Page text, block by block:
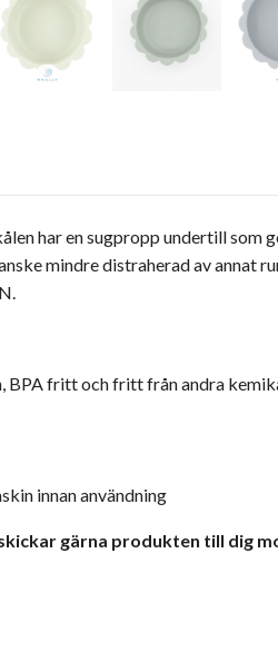
har en sugpropp undertill
mindre distraherad av
BPA fritt och fritt från andra
innan användning
gärna produkten till dig